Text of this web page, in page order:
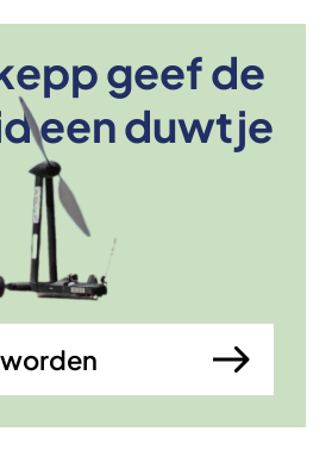
geef de
een duwtje